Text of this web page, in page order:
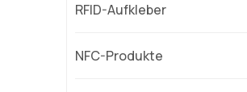
RFID-Aufkleber
NFC-Produkte